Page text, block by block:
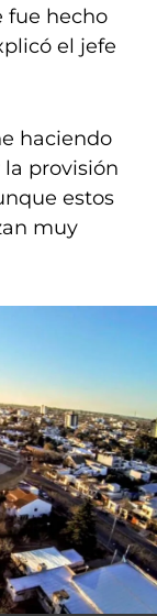
fue hecho
el jefe
haciendo
provisión
estos
muy